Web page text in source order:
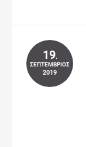
19.
ΣΕΠΤΈΜΒΡΙΟΣ
2019